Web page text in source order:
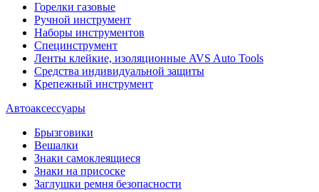
Горелки газовые
Ручной инструмент
Наборы инструментов
Специнструмент
Ленты клейкие, изоляционные AVS Auto Tools
Средства индивидуальной защиты
Крепежный инструмент
Автоаксессуары
Брызговики
Вешалки
Знаки самоклеящиеся
Знаки на присоске
Заглушки ремня безопасности